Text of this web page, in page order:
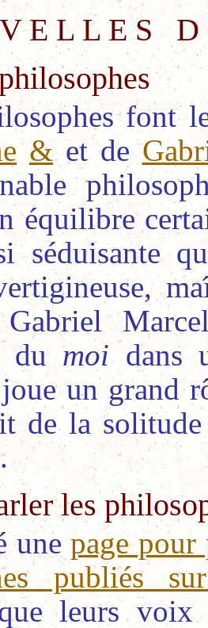
E L L E S
D
font
&et de
équilibre
séduisante
Gabriel
du moidans
un grand
de la
les
unepage pour
publiés
leurs